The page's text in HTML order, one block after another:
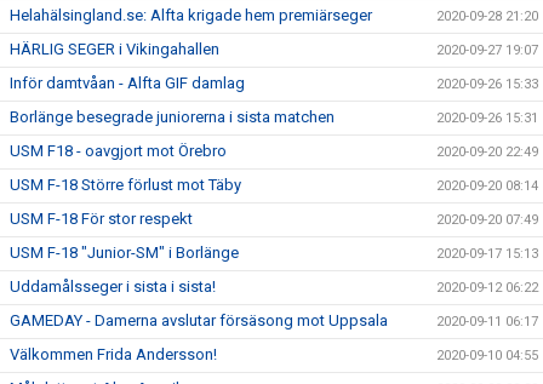
Helahälsingland.se: Alfta krigade hem premiärseger 2020-09-28 21:20
HÄRLIG SEGER i Vikingahallen 2020-09-27 19:07
Inför damtvåan - Alfta GIF damlag 2020-09-26 15:33
Borlänge besegrade juniorerna i sista matchen 2020-09-26 15:31
USM F18 - oavgjort mot Örebro 2020-09-20 22:49
USM F-18 Större förlust mot Täby 2020-09-20 08:14
USM F-18 För stor respekt 2020-09-20 07:49
USM F-18 "Junior-SM" i Borlänge 2020-09-17 15:13
Uddamålsseger i sista i sista! 2020-09-12 06:22
GAMEDAY - Damerna avslutar försäsong mot Uppsala 2020-09-11 06:17
Välkommen Frida Andersson! 2020-09-10 04:55